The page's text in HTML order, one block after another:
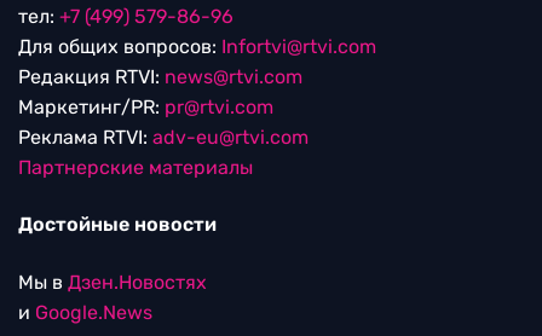
тел: +7 (499) 579-86-96
Для общих вопросов: Infortvi@rtvi.com
Редакция RTVI: news@rtvi.com
Маркетинг/PR: pr@rtvi.com
Реклама RTVI: adv-eu@rtvi.com
Партнерские материалы
Достойные новости
Мы в Дзен.Новостях
и Google.News